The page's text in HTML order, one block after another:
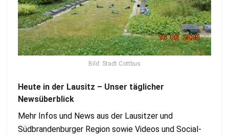
Bild: Stadt Cottbus
Heute in der Lausitz – Unser täglicher
Newsüberblick
Mehr Infos und News aus der Lausitzer und
Südbrandenburger Region sowie Videos und Social-